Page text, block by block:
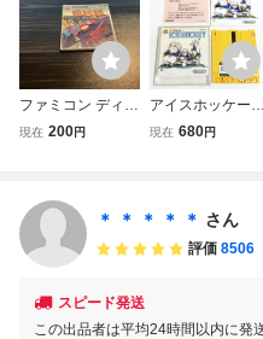
ファミコン ディス
クシステム 謎の
現在 200円
アイスホッケー
【説明書付き・動
CD
現在 680円
＊ ＊ ＊ ＊ ＊ さん
評価 8506
スピード発送
この出品者は平均24時間以内に発